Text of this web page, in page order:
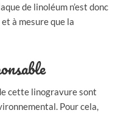
de linoléum n’est donc
à mesure que la
cette linogravure sont
Pour cela,